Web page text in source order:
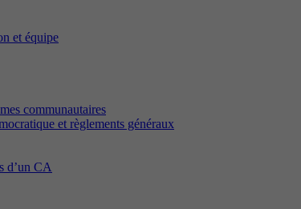
et équipe
communautaires
et règlements généraux
d’un CA